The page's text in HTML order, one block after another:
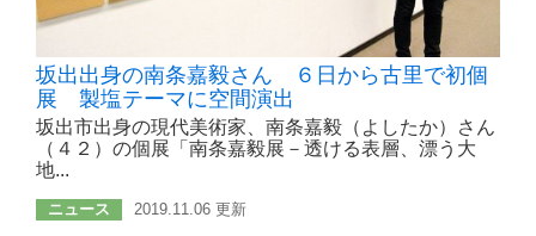
坂出出身の南条嘉毅さん ６日から古里で初個
展 製塩テーマに空間演出
坂出市出身の現代美術家、南条嘉毅（よしたか）さん
（４２）の個展「南条嘉毅展－透ける表層、漂う大
地...
ニュース 2019.11.06 更新